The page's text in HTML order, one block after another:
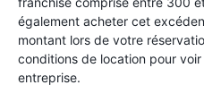
également acheter cet
montant lors de votre
conditions de location pour
entreprise.